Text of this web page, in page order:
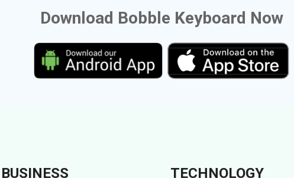
Download Bobble Keyboard Now
BUSINESS TECHNOLOGY